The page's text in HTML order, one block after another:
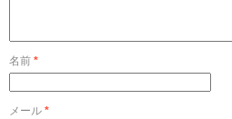
名前 *
メール *